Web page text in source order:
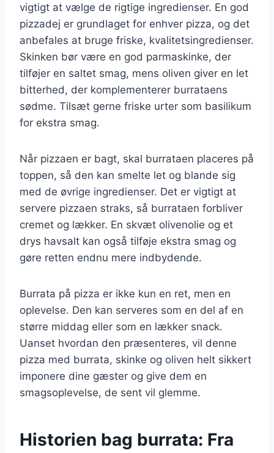
vigtigt at vælge de rigtige ingredienser. En god
pizzadej er grundlaget for enhver pizza, og det
anbefales at bruge friske, kvalitetsingredienser.
Skinken bør være en god parmaskinke, der
tilføjer en saltet smag, mens oliven giver en let
bitterhed, der komplementerer burrataens
sødme. Tilsæt gerne friske urter som basilikum
for ekstra smag.
Når pizzaen er bagt, skal burrataen placeres på
toppen, så den kan smelte let og blande sig
med de øvrige ingredienser. Det er vigtigt at
servere pizzaen straks, så burrataen forbliver
cremet og lækker. En skvæt olivenolie og et
drys havsalt kan også tilføje ekstra smag og
gøre retten endnu mere indbydende.
Burrata på pizza er ikke kun en ret, men en
oplevelse. Den kan serveres som en del af en
større middag eller som en lækker snack.
Uanset hvordan den præsenteres, vil denne
pizza med burrata, skinke og oliven helt sikkert
imponere dine gæster og give dem en
smagsoplevelse, de sent vil glemme.
Historien bag burrata: Fra